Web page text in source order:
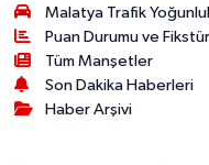
Malatya Trafik
Puan Durumu ve Fikstür
Tüm Manşetler
Son Dakika Haberleri
Haber Arşivi